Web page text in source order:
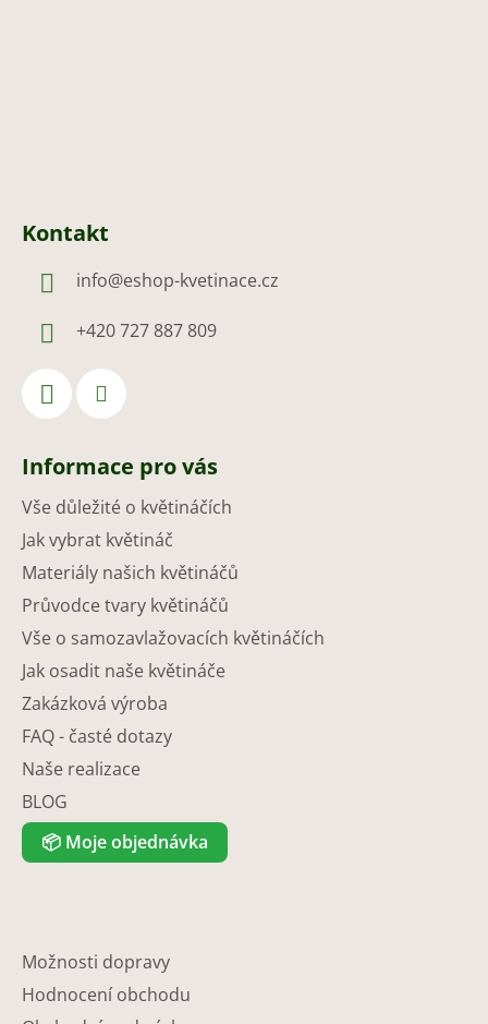
Kontakt
info@eshop-kvetinace.cz
+420 727 887 809
Informace pro vás
Vše důležité o květináčích
Jak vybrat květináč
Materiály našich květináčů
Průvodce tvary květináčů
Vše o samozavlažovacích květináčích
Jak osadit naše květináče
Zakázková výroba
FAQ - časté dotazy
Naše realizace
BLOG
📦 Moje objednávka
Možnosti dopravy
Hodnocení obchodu